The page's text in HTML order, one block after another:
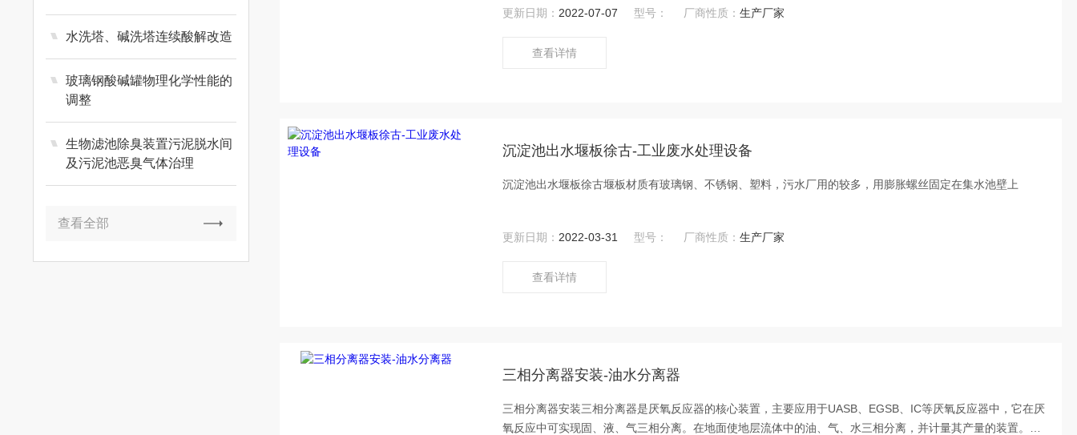
水洗塔、碱洗塔连续酸解改造
玻璃钢酸碱罐物理化学性能的
调整
生物滤池除臭装置污泥脱水间
及污泥池恶臭气体治理
查看全部
更新日期： 2022-07-07 型号： 厂商性质：生产厂家
查看详情
沉淀池出水堰板徐古-工业废水处理设备
沉淀池出水堰板徐古堰板材质有玻璃钢、不锈钢、塑料，污水厂用的较多，用膨胀螺丝固定在集水池壁上
更新日期： 2022-03-31 型号： 厂商性质：生产厂家
查看详情
三相分离器安装-油水分离器
三相分离器安装三相分离器是厌氧反应器的核心装置，主要应用于UASB、EGSB、IC等厌氧反应器中，它在厌
氧反应中可实现固、液、气三相分离。在地面使地层流体中的油、气、水三相分离，并计量其产量的装置。分